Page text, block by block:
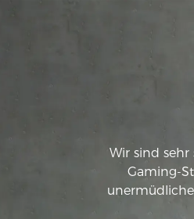
Wir sind sehr
Gaming-